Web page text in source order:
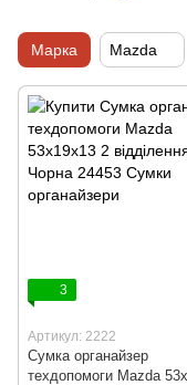
Марка Mazda
3
Артикул: 2222
Сумка органайзер
техдопомоги Mazda